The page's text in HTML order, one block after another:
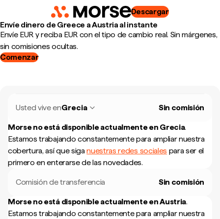
Descargar
Envíe dinero de Greece a Austria al instante
Envíe EUR y reciba EUR con el tipo de cambio real. Sin márgenes,
sin comisiones ocultas.
Comenzar
Usted vive enGrecia Sin comisión
Morse no está disponible actualmente en Grecia.
Estamos trabajando constantemente para ampliar nuestra
cobertura, así que siganuestras redes sociales para ser el
primero en enterarse de las novedades.
Comisión de transferencia Sin comisión
Morse no está disponible actualmente enAustria.
Estamos trabajando constantemente para ampliar nuestra